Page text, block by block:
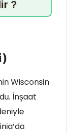
?
Wisconsin
İnşaat